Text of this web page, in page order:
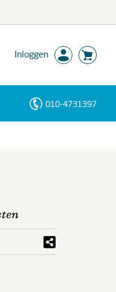
Inloggen
010-4731397